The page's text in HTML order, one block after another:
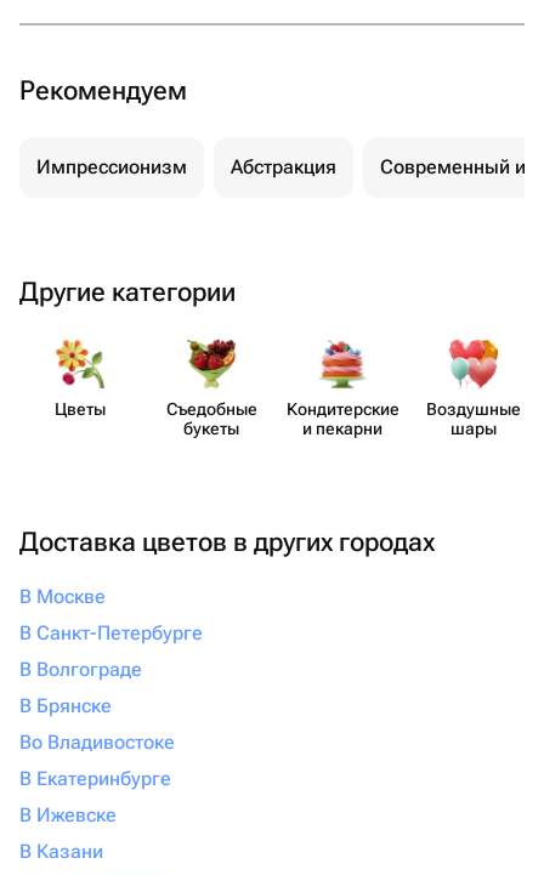
Рекомендуем
Импрессионизм Абстракция Современный
Другие категории
Цветы
Съедобные
букеты
Кондит​ерские
и пекарни
Воздушные
шары
Доставка цветов в других городах
В Москве
В Санкт-Петербурге
В Волгограде
В Брянске
Во Владивостоке
В Екатеринбурге
В Ижевске
В Казани